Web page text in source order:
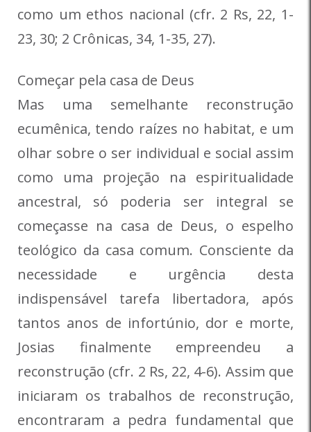
como um ethos nacional (cfr. 2 Rs, 22, 1-
23, 30; 2 Crônicas, 34, 1-35, 27).
Começar pela casa de Deus
Mas uma semelhante reconstrução
ecumênica, tendo raízes no habitat, e um
olhar sobre o ser individual e social assim
como uma projeção na espiritualidade
ancestral, só poderia ser integral se
começasse na casa de Deus, o espelho
teológico da casa comum. Consciente da
necessidade e urgência desta
indispensável tarefa libertadora, após
tantos anos de infortúnio, dor e morte,
Josias finalmente empreendeu a
reconstrução (cfr. 2 Rs, 22, 4-6). Assim que
iniciaram os trabalhos de reconstrução,
encontraram a pedra fundamental que